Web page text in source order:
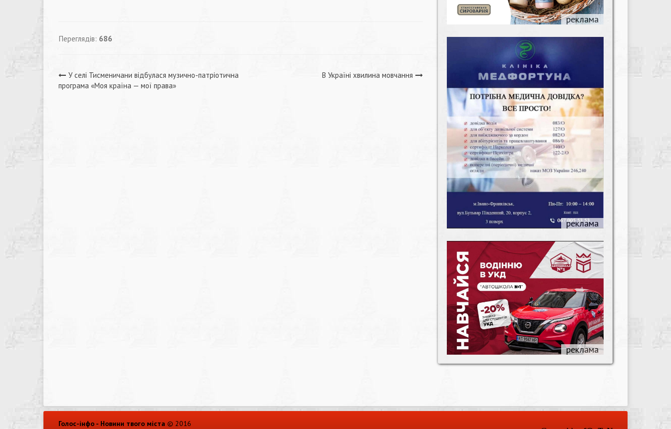
Переглядів: 686
Навігація
У селі Тисменичани відбулася музично-патріотична
програма «Моя країна — мої права»
В Україні хвилина мовчання
Голос-інфо - Новини твого міста © 2016